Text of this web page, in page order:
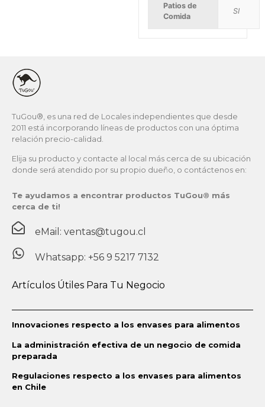
Patios de
Comida
SI
TuGou®, es una red de Locales independientes que desde
2011 está incorporando líneas de productos con una óptima
relación precio-calidad.
Elija su producto y contacte al local más cerca de su ubicación
donde será atendido por su propio dueño, o contáctenos en:
Te ayudamos a encontrar productos TuGou® más
cerca de ti!
eMail: ventas@tugou.cl
Whatsapp: +56 9 5217 7132
Artículos Útiles Para Tu Negocio
Innovaciones respecto a los envases para alimentos
La administración efectiva de un negocio de comida
preparada
Regulaciones respecto a los envases para alimentos
en Chile